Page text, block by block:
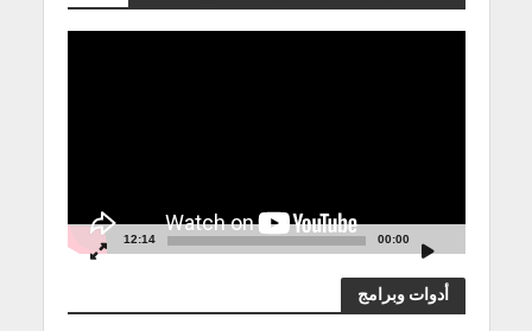
00:00
12:14
أدوات وبرامج